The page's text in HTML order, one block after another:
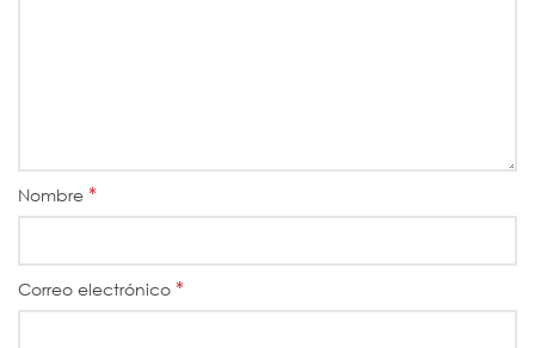
Nombre *
Correo electrónico *